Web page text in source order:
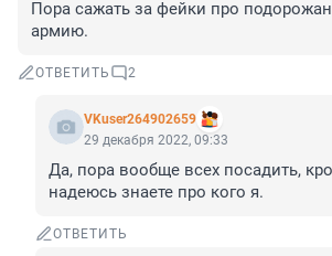
Пора сажать за фейки про
армию.
ОТВЕТИТЬ 2
VKuser264902659
29 декабря 2022, 09:33
Да, пора вообще всех посадить,
надеюсь знаете про кого я.
ОТВЕТИТЬ